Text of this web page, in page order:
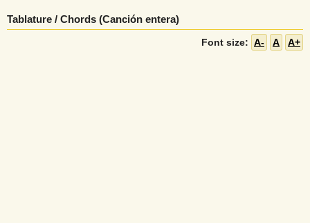
Tablature / Chords (Canción entera)
Font size: A- A A+